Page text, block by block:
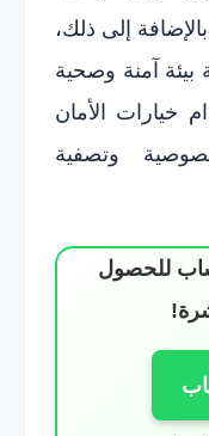
إلى ذلك،
آمنة وصحية
خيارات الأمان
وتصفية
للحصول